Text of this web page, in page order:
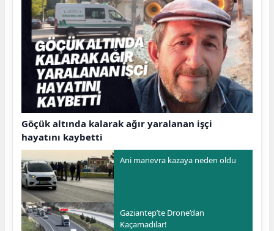
Göçük altında kalarak ağır yaralanan işçi
hayatını kaybetti
Ani manevra kazaya neden oldu
Gaziantep’te Drone’dan
Kaçamadılar!